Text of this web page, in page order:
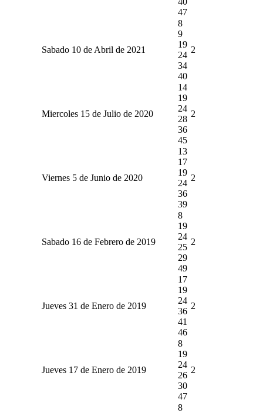
47
Sabado 10 de Abril de 2021
8
9
19
24
34
40
2
Miercoles 15 de Julio de 2020
14
19
24
28
36
45
2
Viernes 5 de Junio de 2020
13
17
19
24
36
39
2
Sabado 16 de Febrero de 2019
8
19
24
25
29
49
2
Jueves 31 de Enero de 2019
17
19
24
36
41
46
2
Jueves 17 de Enero de 2019
8
19
24
26
30
47
2
8